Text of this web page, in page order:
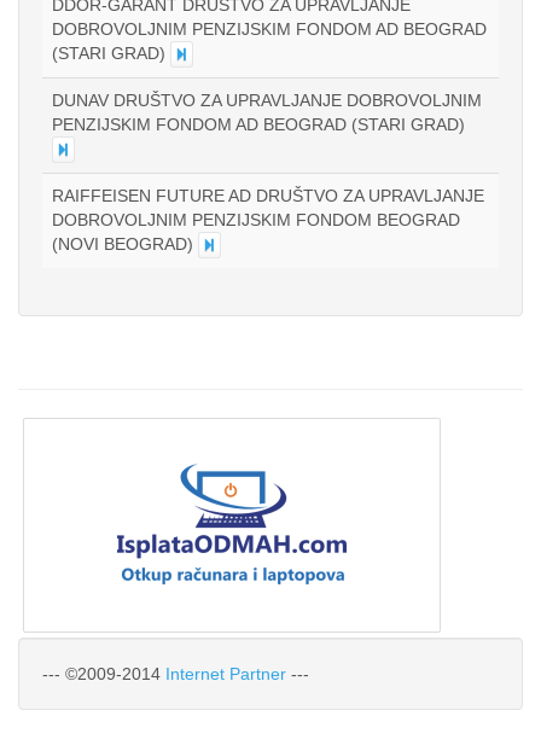
DDOR-GARANT DRUŠTVO ZA UPRAVLJANJE
DOBROVOLJNIM PENZIJSKIM FONDOM AD BEOGRAD
(STARI GRAD)
DUNAV DRUŠTVO ZA UPRAVLJANJE DOBROVOLJNIM
PENZIJSKIM FONDOM AD BEOGRAD (STARI GRAD)
RAIFFEISEN FUTURE AD DRUŠTVO ZA UPRAVLJANJE
DOBROVOLJNIM PENZIJSKIM FONDOM BEOGRAD
(NOVI BEOGRAD)
--- ©2009-2014 Internet Partner ---